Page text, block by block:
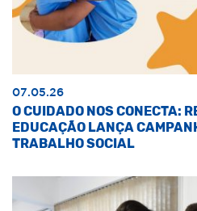
07.05.26
O CUIDADO NOS CONECTA:
EDUCAÇÃO LANÇA
TRABALHO SOCIAL